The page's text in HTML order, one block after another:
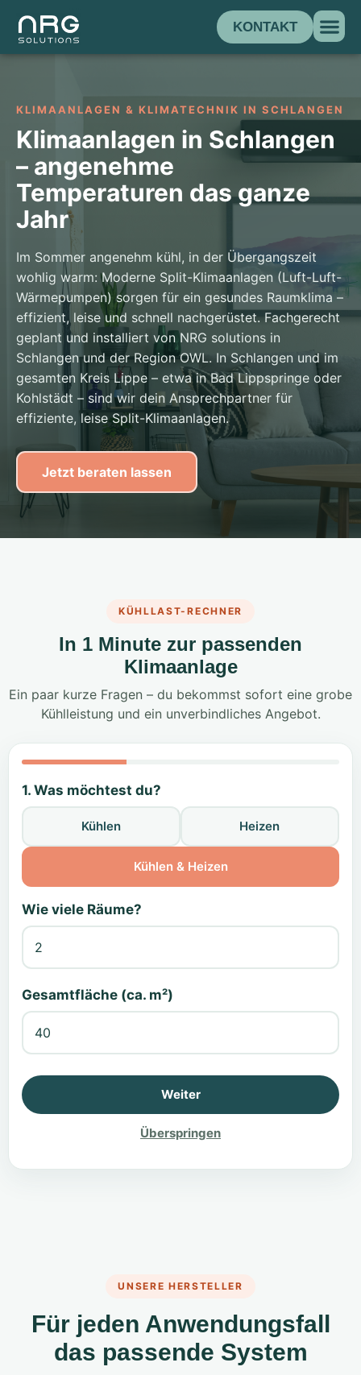
KONTAKT
KLIMAANLAGEN & KLIMATECHNIK IN SCHLANGEN
Klimaanlagen in Schlangen
– angenehme
Temperaturen das ganze
Jahr
Im Sommer angenehm kühl, in der Übergangszeit
wohlig warm: Moderne Split-Klimaanlagen (Luft-Luft-
Wärmepumpen) sorgen für ein gesundes Raumklima –
effizient, leise und schnell nachgerüstet. Fachgerecht
geplant und installiert von NRG solutions in
Schlangen und der Region OWL. In Schlangen und im
gesamten Kreis Lippe – etwa in Bad Lippspringe oder
Kohlstädt – sind wir dein Ansprechpartner für
effiziente, leise Split-Klimaanlagen.
Jetzt beraten lassen
KÜHLLAST-RECHNER
In 1 Minute zur passenden
Klimaanlage
Ein paar kurze Fragen – du bekommst sofort eine grobe
Kühlleistung und ein unverbindliches Angebot.
1. Was möchtest du?
Kühlen Heizen
Kühlen & Heizen
Wie viele Räume?
Gesamtfläche (ca. m²)
Überspringen
Weiter
UNSERE HERSTELLER
Für jeden Anwendungsfall
das passende System